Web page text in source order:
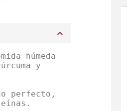
húmeda
y
perfecto,